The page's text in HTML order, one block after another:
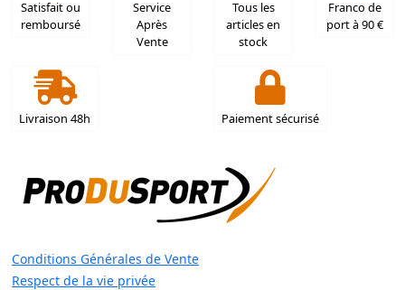
Satisfait ou
remboursé
Service
Après
Vente
Tous les
articles en
stock
Franco de
port à 90 €
Livraison 48h Paiement sécurisé
Conditions Générales de Vente
Respect de la vie privée